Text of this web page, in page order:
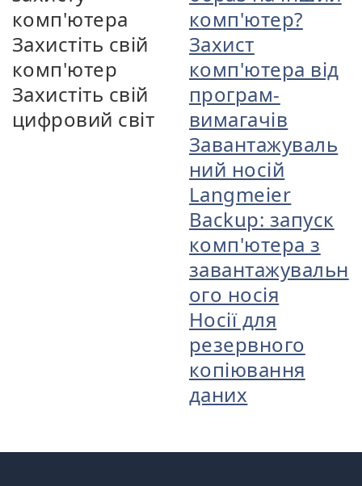
комп'ютера
Захистіть свій
комп'ютер
Захистіть свій
цифровий світ
комп'ютер?
Захист
комп'ютера від
програм-
вимагачів
Завантажуваль
ний носій
Langmeier
Backup: запуск
комп'ютера з
завантажувальн
ого носія
Носії для
резервного
копіювання
даних